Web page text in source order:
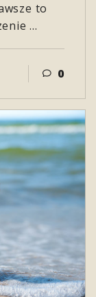
to
…
0